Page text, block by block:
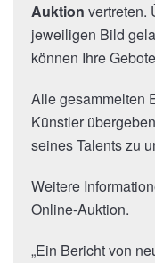
Auktion vertreten.
jeweiligen Bild
können Ihre
Alle gesammelten
Künstler
seines Talents zu
Weitere
Online-Auktion.
„Ein Bericht von